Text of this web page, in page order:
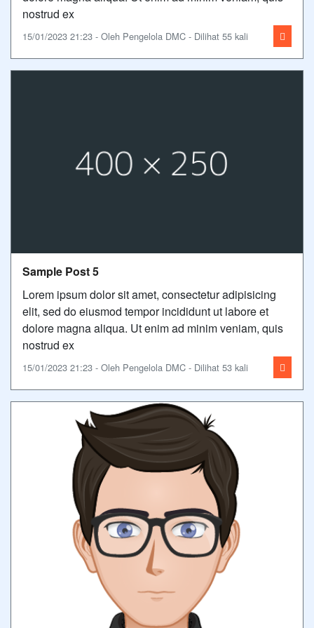
nostrud ex
15/01/2023 21:23 - Oleh Pengelola DMC - Dilihat 55 kali
Sample Post 5
Lorem ipsum dolor sit amet, consectetur adipisicing
elit, sed do eiusmod tempor incididunt ut labore et
dolore magna aliqua. Ut enim ad minim veniam, quis
nostrud ex
15/01/2023 21:23 - Oleh Pengelola DMC - Dilihat 53 kali